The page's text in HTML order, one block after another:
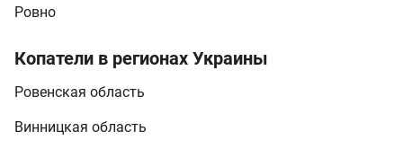
Ровно
Копатели в регионах Украины
Ровенская область
Винницкая область